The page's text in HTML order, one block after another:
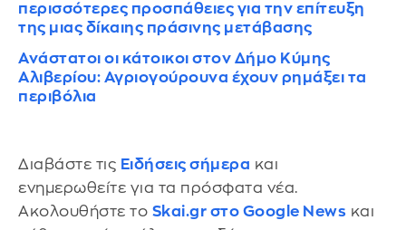
περισσότερες προσπάθειες για την επίτευξη
της μιας δίκαιης πράσινης μετάβασης
Ανάστατοι οι κάτοικοι στον Δήμο Κύμης
Αλιβερίου: Αγριογούρουνα έχουν ρημάξει τα
περιβόλια
Διαβάστε τις Ειδήσεις σήμερα και
ενημερωθείτε για τα πρόσφατα νέα.
Ακολουθήστε το Skai.gr στο Google News και